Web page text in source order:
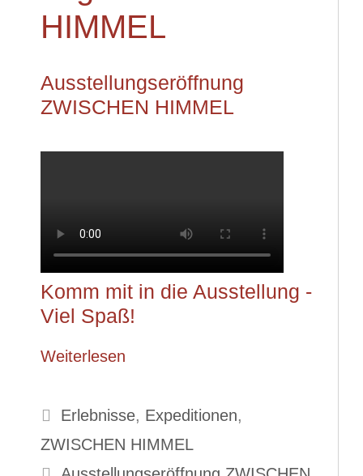
HIMMEL
Ausstellungseröffnung
ZWISCHEN HIMMEL
Komm mit in die Ausstellung -
Viel Spaß!
Weiterlesen
Kategorien
Erlebnisse, Expeditionen,
ZWISCHEN HIMMEL
Schlagwörter